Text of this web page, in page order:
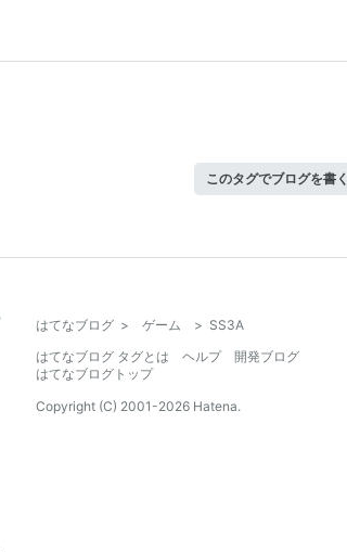
このタグでブログを書く
はてなブログ > ゲーム > SS3A
はてなブログ タグとは
ヘルプ
開発ブログ
はてなブログトップ
Copyright (C) 2001-2026 Hatena.